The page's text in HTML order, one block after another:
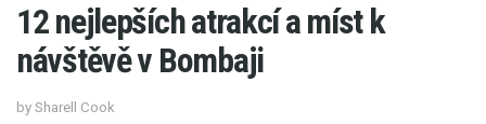
12 nejlepších atrakcí a míst k
návštěvě v Bombaji
by Sharell Cook